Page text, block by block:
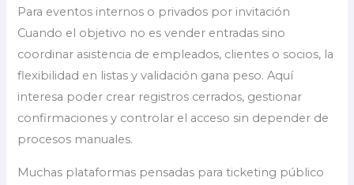
Para eventos internos o privados por invitación
Cuando el objetivo no es vender entradas sino
coordinar asistencia de empleados, clientes o socios, la
flexibilidad en listas y validación gana peso. Aquí
interesa poder crear registros cerrados, gestionar
confirmaciones y controlar el acceso sin depender de
procesos manuales.
Muchas plataformas pensadas para ticketing público